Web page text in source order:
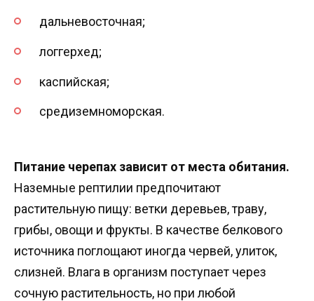
дальневосточная;
логгерхед;
каспийская;
средиземноморская.
Питание черепах зависит от места обитания.
Наземные рептилии предпочитают
растительную пищу: ветки деревьев, траву,
грибы, овощи и фрукты. В качестве белкового
источника поглощают иногда червей, улиток,
слизней. Влага в организм поступает через
сочную растительность, но при любой